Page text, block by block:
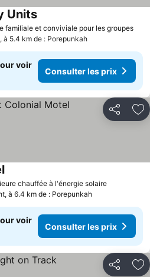
familiale et conviviale pour les groupes
UnitsConsulter les prix
à 5.4 km de : Porepunkah
voir
Consulter les prix
Partager
chauffée à l'énergie solaire
Consulter les prix
à 6.4 km de : Porepunkah
voir
Consulter les prix
Partager